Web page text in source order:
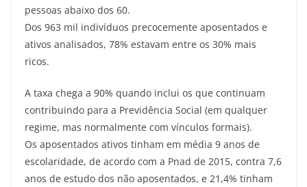
pessoas abaixo dos 60.
Dos 963 mil indivíduos precocemente aposentados e
ativos analisados, 78% estavam entre os 30% mais
ricos.
A taxa chega a 90% quando inclui os que continuam
contribuindo para a Previdência Social (em qualquer
regime, mas normalmente com vínculos formais).
Os aposentados ativos tinham em média 9 anos de
escolaridade, de acordo com a Pnad de 2015, contra 7,6
anos de estudo dos não aposentados, e 21,4% tinham